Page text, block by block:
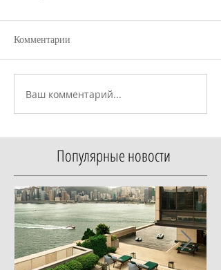
Комментарии
Ваш комментарий...
Популярные новости